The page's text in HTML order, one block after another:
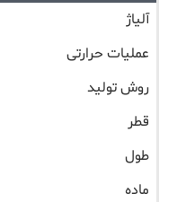
آلیاژ
عملیات حرارتی
روش تولید
قطر
طول
ماده